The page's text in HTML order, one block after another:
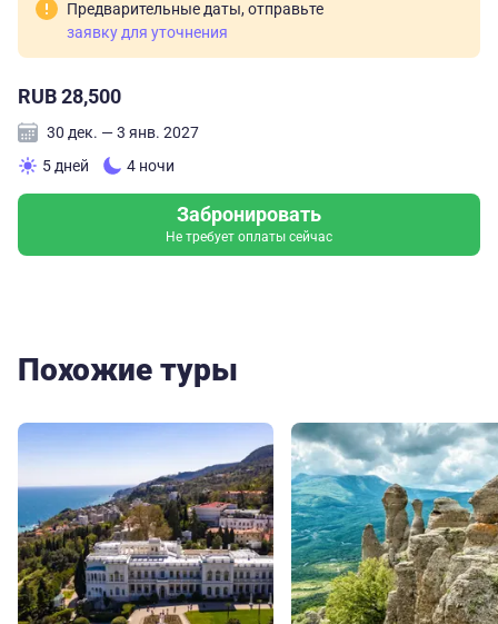
Предварительные даты, отправьте
заявку для уточнения
RUB 28,500
30 дек. — 3 янв. 2027
5 дней
4 ночи
Забронировать
Не требует оплаты сейчас
Похожие туры